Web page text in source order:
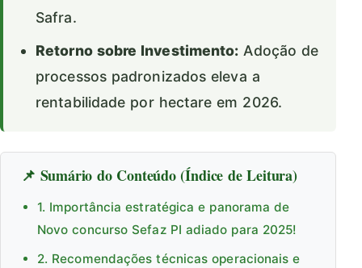
Safra.
Retorno sobre Investimento: Adoção de
processos padronizados eleva a
rentabilidade por hectare em 2026.
📌 Sumário do Conteúdo (Índice de Leitura)
1. Importância estratégica e panorama de
Novo concurso Sefaz PI adiado para 2025!
2. Recomendações técnicas operacionais e